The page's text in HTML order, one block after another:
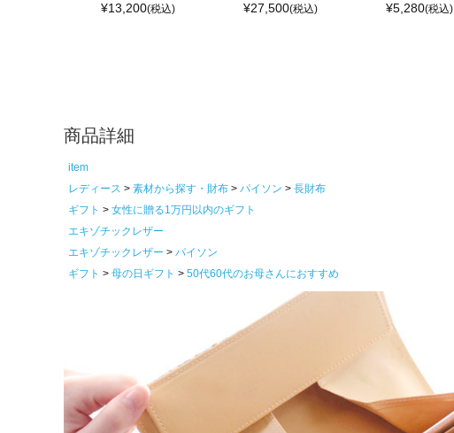
¥13,200(税込)
¥27,500(税込)
¥5,280(税込)
商品詳細
item
レディース
素材から探す・財布 パイソン
長財布
ギフト
女性に贈る1万円以内のギフト
エキゾチックレザー
エキゾチックレザー
パイソン
ギフト
母の日ギフト 50代60代のお母さんにおすすめ